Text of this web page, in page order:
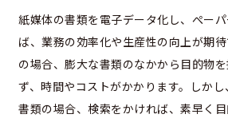
紙媒体の書類を電子データ化し、ぺー
ば、業務の効率化や生産性の向上が期
の場合、膨大な書類のなかから目的物
ず、時間やコストがかかります。しか
書類の場合、検索をかければ、素早く